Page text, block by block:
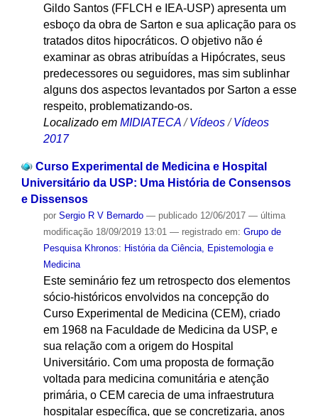
Gildo Santos (FFLCH e IEA-USP) apresenta um
esboço da obra de Sarton e sua aplicação para os
tratados ditos hipocráticos. O objetivo não é
examinar as obras atribuídas a Hipócrates, seus
predecessores ou seguidores, mas sim sublinhar
alguns dos aspectos levantados por Sarton a esse
respeito, problematizando-os.
Localizado em MIDIATECA /Vídeos /Vídeos
2017
Curso Experimental de Medicina e Hospital
Universitário da USP: Uma História de Consensos
e Dissensos
por Sergio R V Bernardo — publicado12/06/2017 — última
modificação18/09/2019 13:01 — registrado em: Grupo de
Pesquisa Khronos: História da Ciência, Epistemologia e
Medicina
Este seminário fez um retrospecto dos elementos
sócio-históricos envolvidos na concepção do
Curso Experimental de Medicina (CEM), criado
em 1968 na Faculdade de Medicina da USP, e
sua relação com a origem do Hospital
Universitário. Com uma proposta de formação
voltada para medicina comunitária e atenção
primária, o CEM carecia de uma infraestrutura
hospitalar específica, que se concretizaria, anos